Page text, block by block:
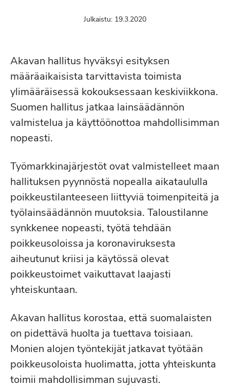
Julkaistu: 19.3.2020
Akavan hallitus hyväksyi esityksen
määräaikaisista tarvittavista toimista
ylimääräisessä kokouksessaan keskiviikkona.
Suomen hallitus jatkaa lainsäädännön
valmistelua ja käyttöönottoa mahdollisimman
nopeasti.
Työmarkkinajärjestöt ovat valmistelleet maan
hallituksen pyynnöstä nopealla aikataululla
poikkeustilanteeseen liittyviä toimenpiteitä ja
työlainsäädännön muutoksia. Taloustilanne
synkkenee nopeasti, työtä tehdään
poikkeusoloissa ja koronaviruksesta
aiheutunut kriisi ja käytössä olevat
poikkeustoimet vaikuttavat laajasti
yhteiskuntaan.
Akavan hallitus korostaa, että suomalaisten
on pidettävä huolta ja tuettava toisiaan.
Monien alojen työntekijät jatkavat työtään
poikkeusoloista huolimatta, jotta yhteiskunta
toimii mahdollisimman sujuvasti.